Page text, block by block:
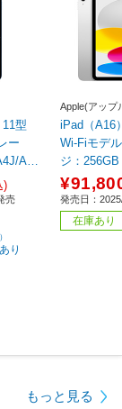
型
A
)
売
り
Apple(アップ
iPad（A16
Wi-Fiモデル ストレ
ジ：
シルバー
発売日：
在庫あり
もっと見る